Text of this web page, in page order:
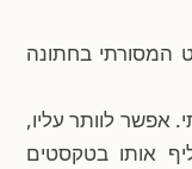
בחתונה
לוותר עליו,
אותו בטקסטים